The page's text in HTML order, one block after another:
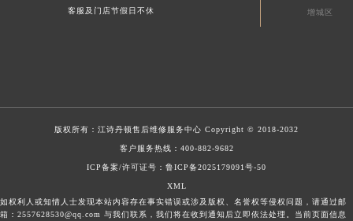
客服及门店节假日不休
增城区
版权所有： 江诗丹顿售后维修服务中心 Copyright © 2018-2032
客户服务热线： 400-882-9682
ICP备案/许可证号：鲁ICP备2025179091号-50
XML
如权利人或知情人士发现本站内容存在事实错误或涉及版权、名誉权等侵权问题，请通过邮
箱：2557628530@qq.com 与我们联系，我们将在收到通知后立即依法处理。当前页面信息